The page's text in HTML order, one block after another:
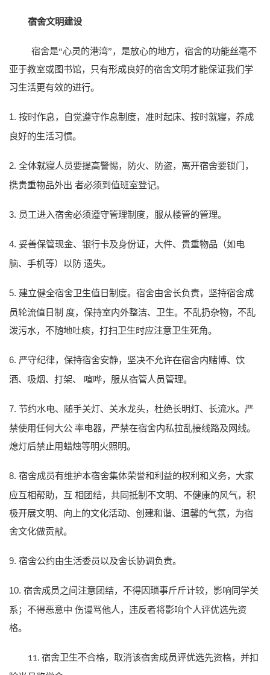
宿舍文明建设
宿舍是“心灵的港湾”，是放心的地方，宿舍的功能丝毫不
亚于教室或图书馆，只有形成良好的宿舍文明才能保证我们学
习生活更有效的进行。
1. 按时作息，自觉遵守作息制度，准时起床、按时就寝，养成
良好的生活习惯。
2. 全体就寝人员要提高警惕，防火、防盗，离开宿舍要锁门，
携贵重物品外出 者必须到值班室登记。
3. 员工进入宿舍必须遵守管理制度，服从楼管的管理。
4. 妥善保管现金、银行卡及身份证，大件、贵重物品（如电
脑、手机等）以防 遗失。
5. 建立健全宿舍卫生值日制度。宿舍由舍长负责，坚持宿舍成
员轮流值日制 度，保持室内外整洁、卫生。不乱扔杂物，不乱
泼污水，不随地吐痰，打扫卫生时应注意卫生死角。
6. 严守纪律，保持宿舍安静，坚决不允许在宿舍内赌博、饮
酒、吸烟、打架、
喧哗，服从宿管人员管理。
7. 节约水电、随手关灯、关水龙头，杜绝长明灯、长流水。严
禁使用任何大公 率电器，严禁在宿舍内私拉乱接线路及网线。
熄灯后禁止用蜡烛等明火照明。
8. 宿舍成员有维护本宿舍集体荣誉和利益的权利和义务，大家
应互相帮助， 互 相 团结，共同抵制不文明、不健康的风气，积
极开展文明、向上的文化活动、创建和谐、温馨的气氛，为宿
舍文化做贡献。
9. 宿舍公约由生活委员以及舍长协调负责。
10. 宿舍成员之间注意团结，不得因琐事斤斤计较，影响同学关
系；不得恶意中 伤谩骂他人，违反者将影响个人评优选先资
格。
11. 宿舍卫生不合格，取消该宿舍成员评优选先资格，并扣